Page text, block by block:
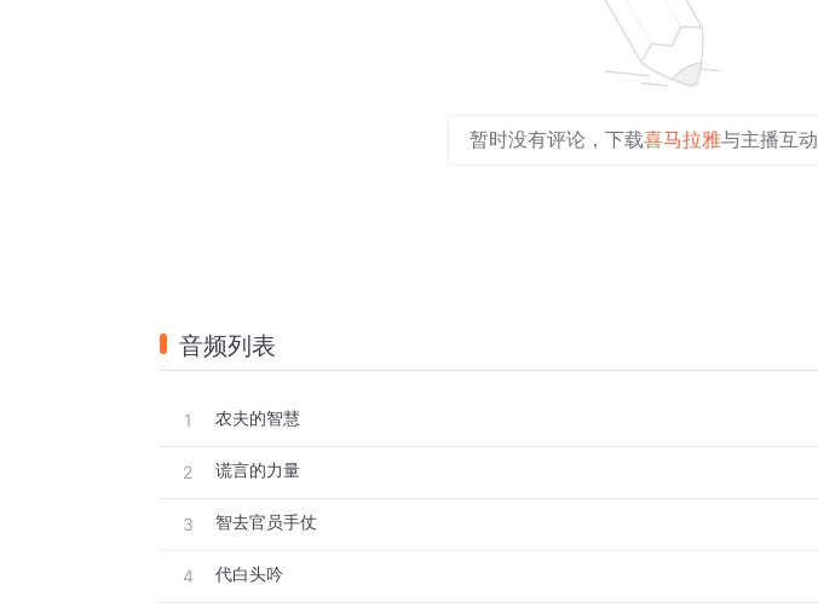
暂时没有评论，下载喜马拉雅与主播互动
音频列表
1 农夫的智慧
2 谎言的力量
3 智去官员手仗
4 代白头吟